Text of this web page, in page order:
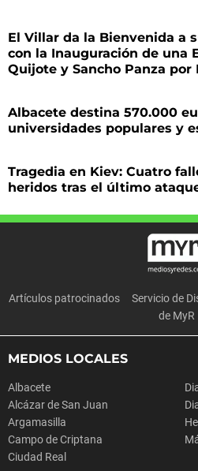
El Villar da la Bienvenida a
con la Inauguración de una
Quijote y Sancho Panza por
Albacete destina 570.000
universidades populares y
Tragedia en Kiev: Cuatro
heridos tras el último
Artículos patrocinados Servicio de
de MyR
MEDIOS LOCALES
Albacete
Alcázar de San Juan
Argamasilla
Campo de Criptana
Ciudad Real